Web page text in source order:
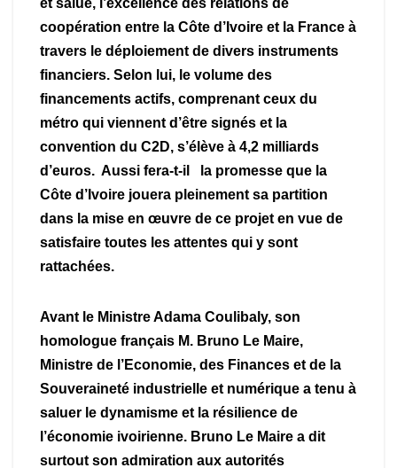
et salué, l’excellence des relations de
coopération entre la Côte d’Ivoire et la France à
travers le déploiement de divers instruments
financiers. Selon lui, le volume des
financements actifs, comprenant ceux du
métro qui viennent d’être signés et la
convention du C2D, s’élève à 4,2 milliards
d’euros. Aussi fera-t-il la promesse que la
Côte d’Ivoire jouera pleinement sa partition
dans la mise en œuvre de ce projet en vue de
satisfaire toutes les attentes qui y sont
rattachées.
Avant le Ministre Adama Coulibaly, son
homologue français M. Bruno Le Maire,
Ministre de l’Economie, des Finances et de la
Souveraineté industrielle et numérique a tenu à
saluer le dynamisme et la résilience de
l’économie ivoirienne. Bruno Le Maire a dit
surtout son admiration aux autorités